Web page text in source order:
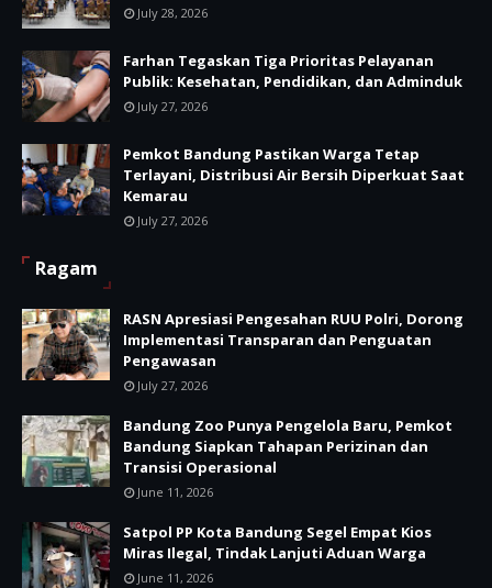
July 28, 2026
Farhan Tegaskan Tiga Prioritas Pelayanan
Publik: Kesehatan, Pendidikan, dan Adminduk
July 27, 2026
Pemkot Bandung Pastikan Warga Tetap
Terlayani, Distribusi Air Bersih Diperkuat Saat
Kemarau
July 27, 2026
Ragam
RASN Apresiasi Pengesahan RUU Polri, Dorong
Implementasi Transparan dan Penguatan
Pengawasan
July 27, 2026
Bandung Zoo Punya Pengelola Baru, Pemkot
Bandung Siapkan Tahapan Perizinan dan
Transisi Operasional
June 11, 2026
Satpol PP Kota Bandung Segel Empat Kios
Miras Ilegal, Tindak Lanjuti Aduan Warga
June 11, 2026